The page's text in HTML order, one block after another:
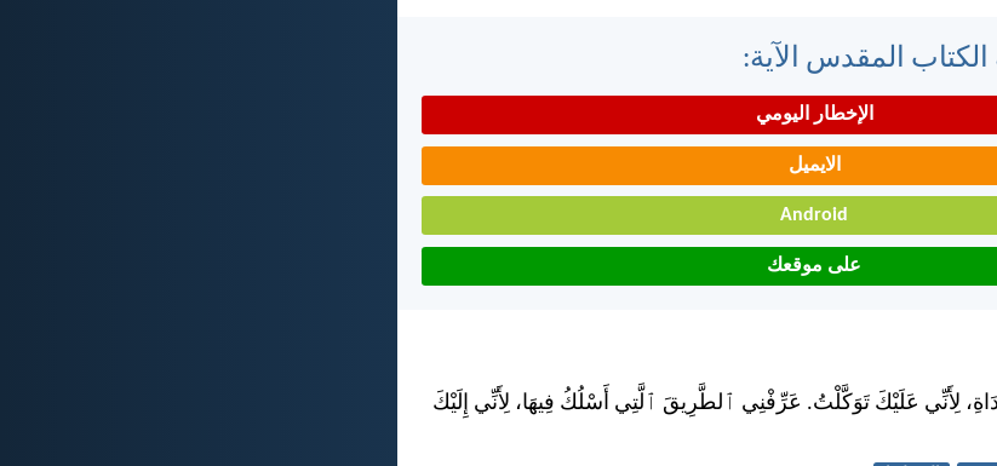
الكتاب المقدس الآية:
الإخطار اليومي
الايميل
Android
على موقعك
لِأَنِّي عَلَيْكَ تَوَكَّلْتُ. عَرِّفْنِي ٱلطَّرِيقَ ٱلَّتِي أَسْلُكُ فِيهَا، لِأَنِّي إِلَيْكَ